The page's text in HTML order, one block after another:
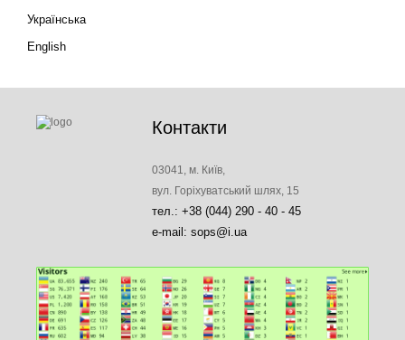
Українська
English
Контакти
03041, м. Київ,
вул. Горіхуватський шлях, 15
тел.: +38 (044) 290 - 40 - 45
e-mail: sops@i.ua